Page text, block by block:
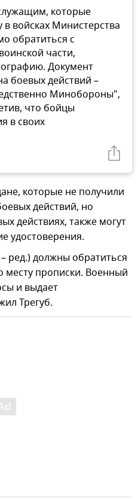
которые
в войсках Министерства
обратиться с
части,
Документ
боевых действий –
Минобороны",
что бойцы
в своих
которые не получили
действий, но
действиях, также могут
удостоверения.
ред.) должны обратиться
месту прописки. Военный
и выдает
Трегуб.